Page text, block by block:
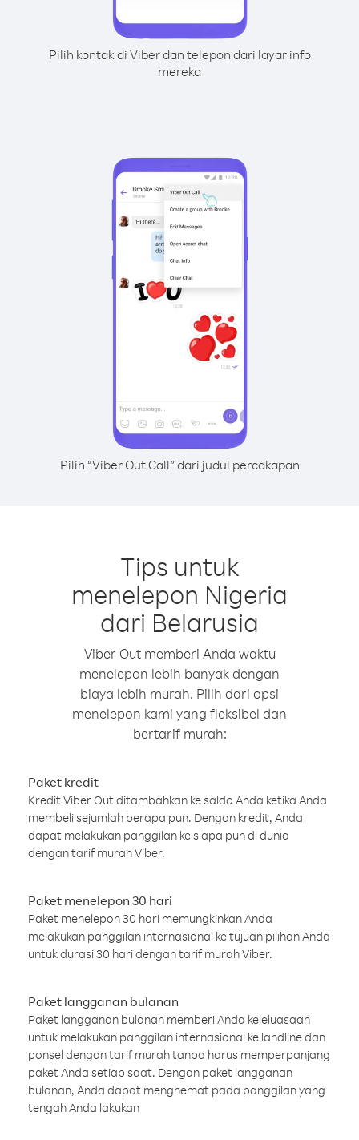
Pilih kontak di Viber dan telepon dari layar info
mereka
Pilih “Viber Out Call” dari judul percakapan
Tips untuk
menelepon Nigeria
dari Belarusia
Viber Out memberi Anda waktu
menelepon lebih banyak dengan
biaya lebih murah. Pilih dari opsi
menelepon kami yang fleksibel dan
bertarif murah:
Paket kredit
Kredit Viber Out ditambahkan ke saldo Anda ketika Anda
membeli sejumlah berapa pun. Dengan kredit, Anda
dapat melakukan panggilan ke siapa pun di dunia
dengan tarif murah Viber.
Paket menelepon 30 hari
Paket menelepon 30 hari memungkinkan Anda
melakukan panggilan internasional ke tujuan pilihan Anda
untuk durasi 30 hari dengan tarif murah Viber.
Paket langganan bulanan
Paket langganan bulanan memberi Anda keleluasaan
untuk melakukan panggilan internasional ke landline dan
ponsel dengan tarif murah tanpa harus memperpanjang
paket Anda setiap saat. Dengan paket langganan
bulanan, Anda dapat menghemat pada panggilan yang
tengah Anda lakukan